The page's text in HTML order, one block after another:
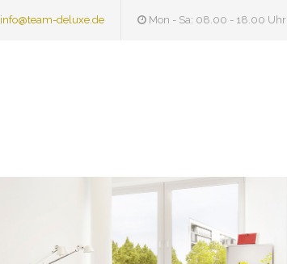
info@team-deluxe.de Mon - Sa: 08.00 - 18.00 Uhr